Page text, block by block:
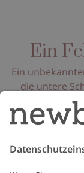
Ein
Ein
die untere